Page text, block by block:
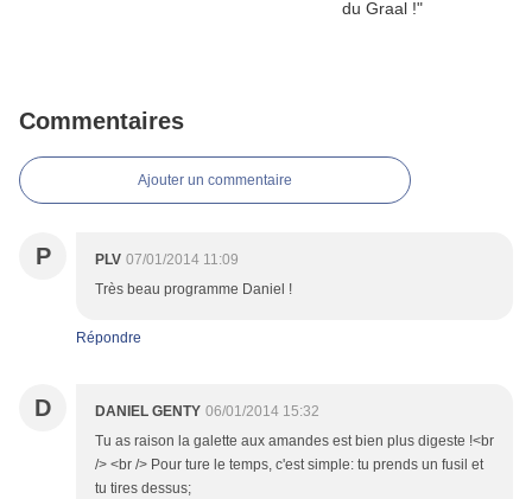
Commentaires
Ajouter un commentaire
P PLV 07/01/2014 11:09
Très beau programme Daniel !
Répondre
D DANIEL GENTY 06/01/2014 15:32
Tu as raison la galette aux amandes est bien plus digeste !<br
/> <br /> Pour ture le temps, c'est simple: tu prends un fusil et
tu tires dessus;